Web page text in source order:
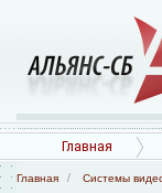
Главная
Главная Системы